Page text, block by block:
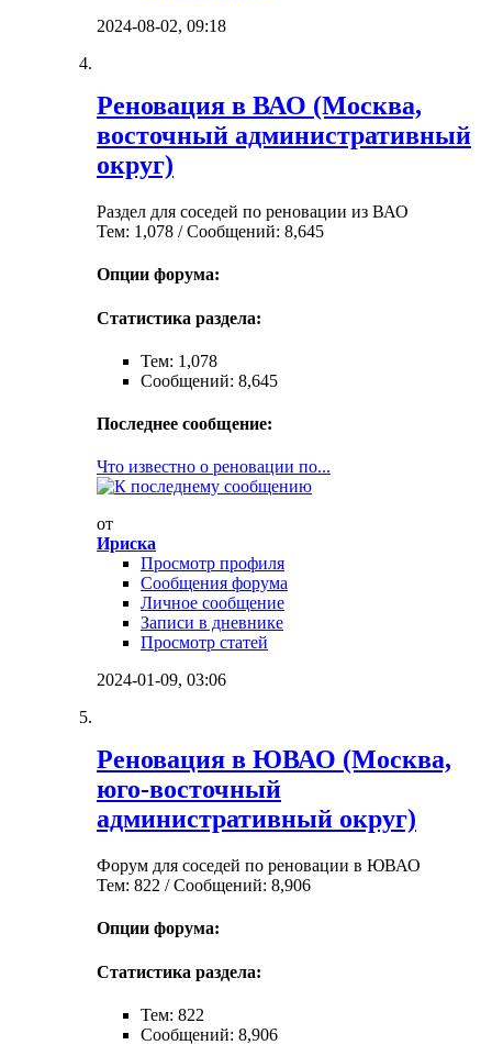
2024-08-02, 09:18
Реновация в ВАО (Москва,
восточный административный
округ)
Раздел для соседей по реновации из ВАО
Тем: 1,078 / Сообщений: 8,645
Опции форума:
Статистика раздела:
Тем: 1,078
Сообщений: 8,645
Последнее сообщение:
Что известно о реновации по...
от
Ириска
Просмотр профиля
Сообщения форума
Личное сообщение
Записи в дневнике
Просмотр статей
2024-01-09, 03:06
Реновация в ЮВАО (Москва,
юго-восточный
административный округ)
Форум для соседей по реновации в ЮВАО
Тем: 822 / Сообщений: 8,906
Опции форума:
Статистика раздела:
Тем: 822
Сообщений: 8,906